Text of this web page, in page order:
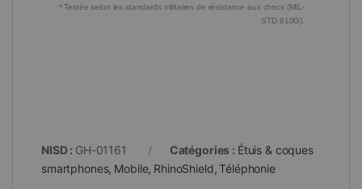
* Testée selon les standards militaires de résistance aux chocs (MIL-
STD 810G).
NISD : GH-01161 Catégories : Étuis & coques
smartphones, Mobile, RhinoShield,Téléphonie